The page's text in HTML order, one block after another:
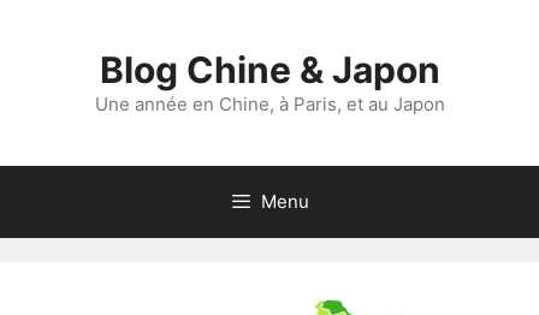
Blog Chine & Japon
Une année en Chine, à Paris, et au Japon
Menu